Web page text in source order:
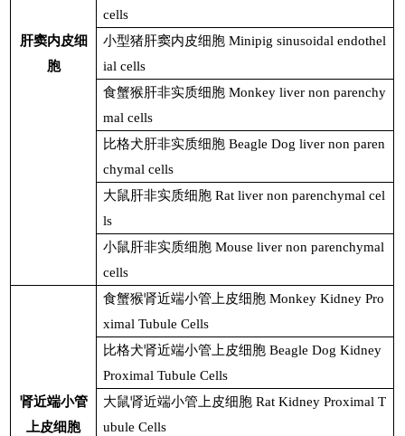
肝窦内皮细
胞
cells
小型猪肝窦内皮细胞 Minipig sinusoidal endothel
ial cells
食蟹猴肝非实质细胞 Monkey liver non parenchy
mal cells
比格犬肝非实质细胞 Beagle Dog liver non paren
chymal cells
大鼠肝非实质细胞 Rat liver non parenchymal cel
ls
小鼠肝非实质细胞 Mouse liver non parenchymal
cells
肾近端小管
上皮细胞
食蟹猴肾近端小管上皮细胞 Monkey Kidney Pro
ximal Tubule Cells
比格犬肾近端小管上皮细胞 Beagle Dog Kidney
Proximal Tubule Cells
大鼠肾近端小管上皮细胞 Rat Kidney Proximal T
ubule Cells